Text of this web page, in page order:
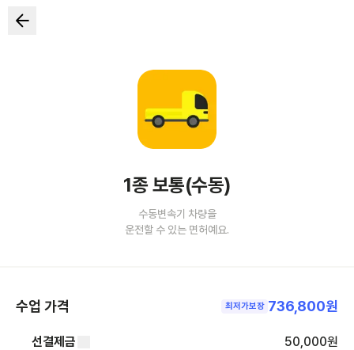
1종 보통(수동)
수동변속기 차량을
운전할 수 있는 면허예요.
수업 가격 최저가보장 736,800원
선결제금 50,000원